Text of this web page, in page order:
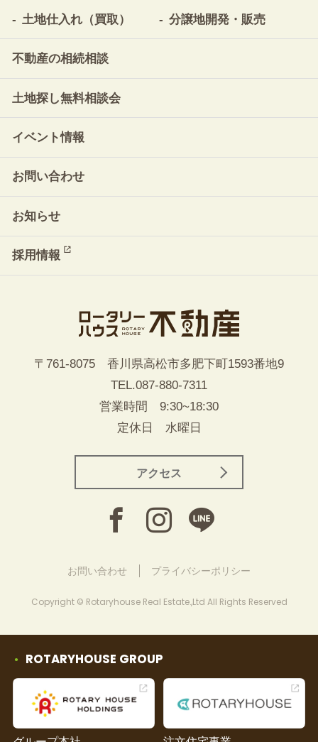
土地仕入れ（買取）
分譲地開発・販売
不動産の相続相談
土地探し無料相談会
イベント情報
お問い合わせ
お知らせ
採用情報
〒761-8075 香川県高松市多肥下町1593番地9
TEL.087-880-7311
営業時間 9:30~18:30
定休日 水曜日
アクセス
お問い合わせ プライバシーポリシー
Copyright © Rotaryhouse Real Estate.,Ltd All Rights Reserved
ROTARYHOUSE GROUP